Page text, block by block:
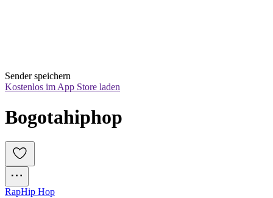
Sender speichern
Kostenlos im App Store laden
Bogotahiphop
RapHip Hop